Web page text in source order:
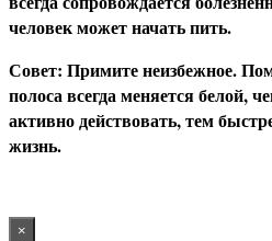
человек может начать пить.
Совет: Примите неизбежное.
полоса всегда меняется белой,
активно действовать, тем
жизнь.
×